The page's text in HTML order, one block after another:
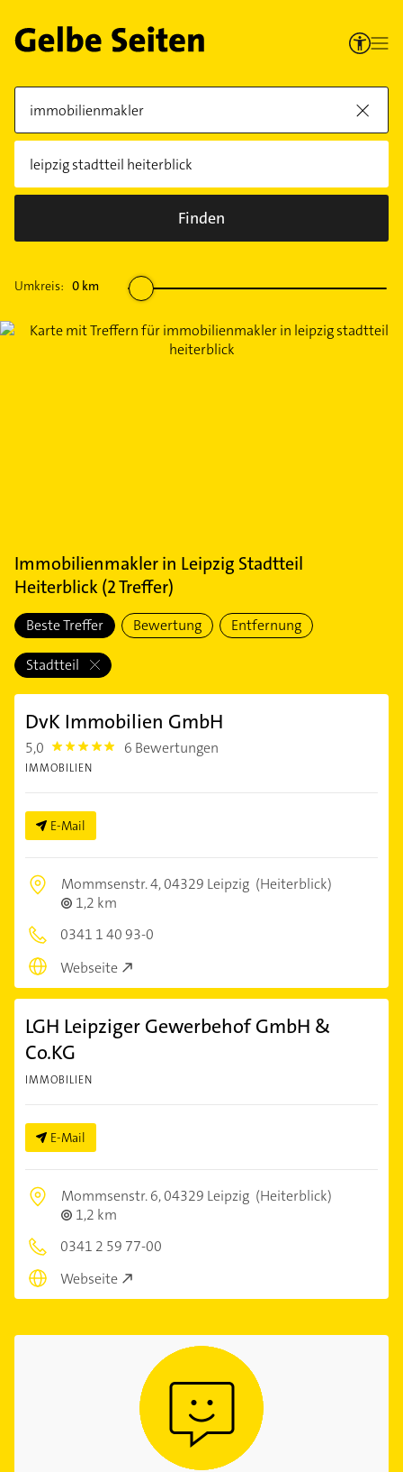
Finden
Umkreis: 0 km
Immobilienmaklerin Leipzig Stadtteil
Heiterblick(2Treffer)
Beste Treffer Bewertung Entfernung
Stadtteil
DvK Immobilien GmbH
5,0 5.0 6 Bewertungen
IMMOBILIEN
E-Mail
Mommsenstr. 4,04329 Leipzig (Heiterblick)
1,2 km
0341 1 40 93-0
Webseite
LGH Leipziger Gewerbehof GmbH &
Co.KG
IMMOBILIEN
E-Mail
Mommsenstr. 6,04329 Leipzig (Heiterblick)
1,2 km
0341 2 59 77-00
Webseite